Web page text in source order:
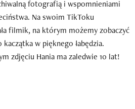
fotografią i wspomnieniami
Na swoim TikToku
filmik, na którym możemy zobaczyć
w pięknego łabędzia.
zdjęciu Hania ma zaledwie 10 lat!